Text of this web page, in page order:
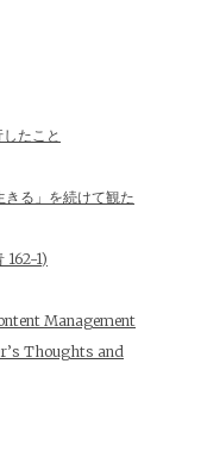
たこと
る」を続けて観た
162-1)
Management
Thoughts and